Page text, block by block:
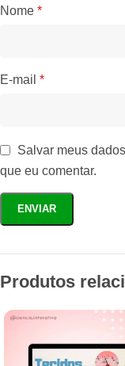
Nome *
E-mail *
Salvar meus
que eu comentar.
Produtos